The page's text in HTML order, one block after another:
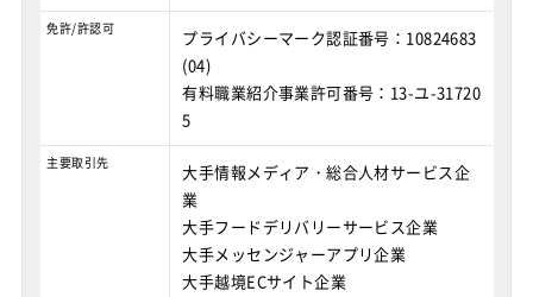
免許/許認可
プライバシーマーク認証番号：10824683
(04)
有料職業紹介事業許可番号：13-ユ-31720
5
主要取引先
大手情報メディア・総合人材サービス企
業
大手フードデリバリーサービス企業
大手メッセンジャーアプリ企業
大手越境ECサイト企業